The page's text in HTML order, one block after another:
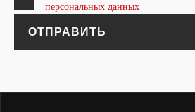
персональных данных
ОТПРАВИТЬ